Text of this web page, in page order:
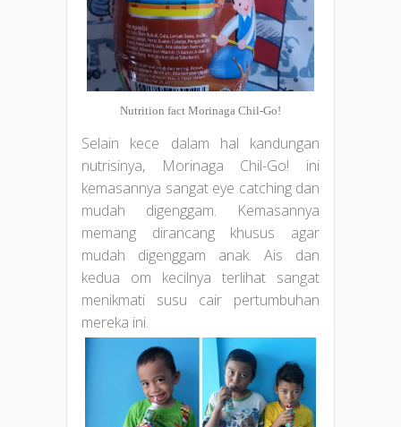
Nutrition fact Morinaga Chil-Go!
Selain kece dalam hal kandungan
nutrisinya, Morinaga Chil-Go! ini
kemasannya sangat eye catching dan
mudah digenggam. Kemasannya
memang dirancang khusus agar
mudah digenggam anak. Ais dan
kedua om kecilnya terlihat sangat
menikmati susu cair pertumbuhan
mereka ini.